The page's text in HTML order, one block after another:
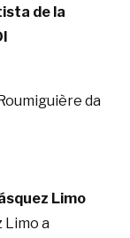
de la
da
Limo
Limo a